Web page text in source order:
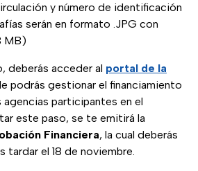
y número de identificación
serán en formato .JPG con
MB)
deberás acceder al portal de la
podrás gestionar el financiamiento
agencias participantes en el
este paso, se te emitirá la
Financiera, la cual deberás
tardar el 18 de noviembre.